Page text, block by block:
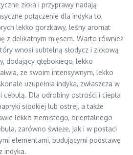
zioła i przyprawy nadają
połączenie dla indyka to
lekko gorzkawy, leśny aromat
z delikatnym mięsem. Warto również
wnosi subtelną słodycz i ziołową
dodający głębokiego, lekko
ze swoim intensywnym, lekko
uzupełnia indyka, zwłaszcza w
cebulą. Dla odrobiny ostrości i ciepła
słodkiej lub ostrej, a także
lekko ziemistego, orientalnego
zarówno świeże, jak i w postaci
elementami, budującymi podstawę
indyka.